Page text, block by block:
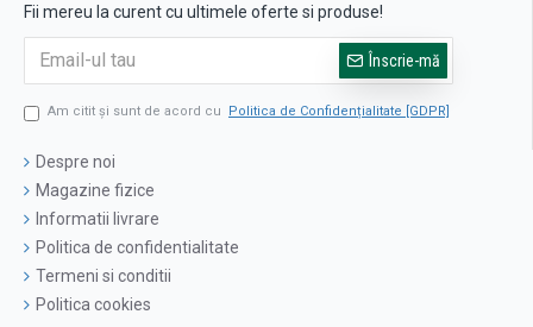
Fii mereu la curent cu ultimele oferte si produse!
Înscrie-mă
Am citit şi sunt de acord cu Politica de Confidențialitate [GDPR]
Despre noi
Magazine fizice
Informatii livrare
Politica de confidentialitate
Termeni si conditii
Politica cookies